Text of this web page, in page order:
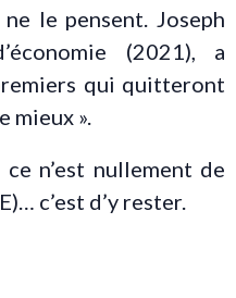
le pensent. Joseph
(2021), a
qui quitteront
mieux ».
n’est nullement de
c’est d’y rester.